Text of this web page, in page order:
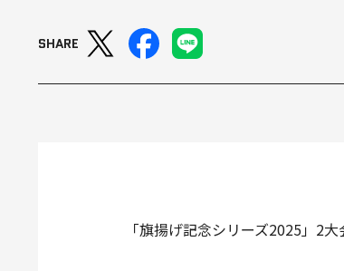
SHARE
「旗揚げ記念シリーズ2025」2